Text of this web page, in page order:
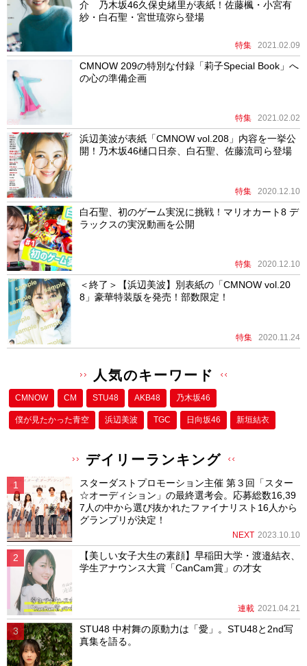
介 乃木坂46久保史緒里が表紙！佐藤楓・小宮有
紗・白石聖・宮世琉弥ら登場
特集 2021.02.09
CMNOW 209の特別な付録「莉子Special Book」へ
の心の準備企画
特集 2021.02.02
浜辺美波が表紙「CMNOW vol.208」内容を一挙公
開！乃木坂46樋口日奈、白石聖、佐藤流司ら登場
特集 2020.12.10
白石聖、初のゲーム実況に挑戦！マリオカート8 デ
ラックスの実況動画を公開
特集 2020.12.10
＜終了＞【浜辺美波】別表紙の「CMNOW vol.20
8」豪華特装版を発売！部数限定！
特集 2020.11.24
人気のキーワード
CMNOW CM STU48 AKB48 乃木坂46
僕が⾒たかった⻘空 浜辺美波 TGC 日向坂46 新垣結衣
デイリーランキング
スターダストプロモーション主催 第３回「スター
☆オーディション」の最終選考会。応募総数16,39
7人の中から選び抜かれたファイナリスト16人から
グランプリが決定！
NEXT 2023.10.10
【美しい女子大生の素顔】早稲田大学・渡邉結衣、
学生アナウンス大賞「CanCam賞」の才女
連載 2021.04.21
STU48 中村舞の原動力は「愛」。STU48と2nd写
真集を語る。